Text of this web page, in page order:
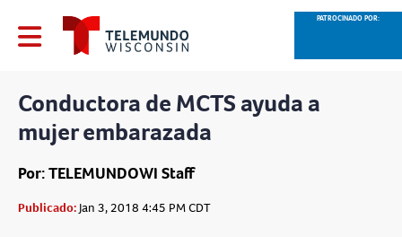
PATROCINADO POR:
Conductora de MCTS ayuda a
mujer embarazada
Por: TELEMUNDOWI Staff
Publicado:Jan 3, 2018 4:45 PM CDT